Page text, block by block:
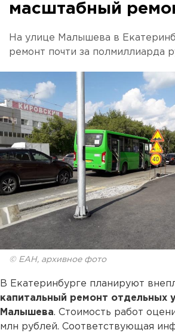
масштабный
На улице Малышева в
ремонт почти за полмиллиарда
© ЕАН, архивное фото
В Екатеринбурге планируют
капитальный ремонт отдельных
Малышева. Стоимость работ
млн рублей. Соответствующая